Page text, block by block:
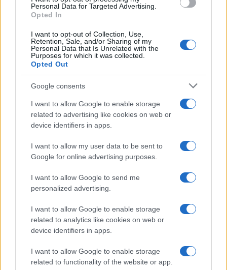
Personal Data for Targeted Advertising.
Opted In
I want to opt-out of Collection, Use,
Retention, Sale, and/or Sharing of my
Personal Data that Is Unrelated with the
Purposes for which it was collected.
Opted Out
Google consents
I want to allow Google to enable storage
related to advertising like cookies on web or
device identifiers in apps.
I want to allow my user data to be sent to
Google for online advertising purposes.
I want to allow Google to send me
personalized advertising.
I want to allow Google to enable storage
related to analytics like cookies on web or
device identifiers in apps.
I want to allow Google to enable storage
related to functionality of the website or app.
Quentin halála politikai riadalmat váltott ki
az egész politikai spektrumban, és az
aggodalom átterjedt Hassan szélsőbaloldali
pártjára, az Engedetlen Franciaország (LFI)
pártra is –írjaa France24.
Amitől évek óta féltem Lyonban,
az folytatódik. Részvétemet
fejezem ki a fiatalember
családjának, és remélem, hogy
kiderül az igazság erről a
tragédiáról
– közölte Raphael Arnault, az LFI parlamenti